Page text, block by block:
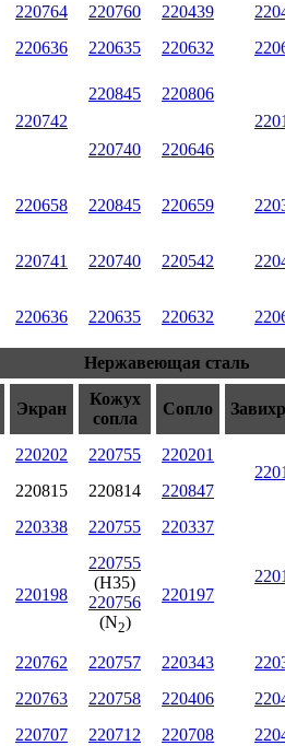
220764 220760 220439
220636 220635 220632
220742
220845
220806
220740 220646
220658 220845 220659
220741 220740 220542
220636 220635 220632
Нержавеющая сталь
Экран
Кожух
сопла
Сопло
220202 220755
220201
220815 220814
220847
220338 220755 220337
220198
220755
(H35)
220756
(N2)
220197
220762 220757 220343
220763 220758 220406
220707 220712 220708